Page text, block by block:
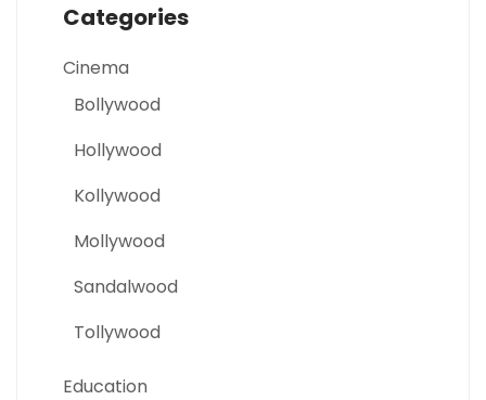
Categories
Cinema
Bollywood
Hollywood
Kollywood
Mollywood
Sandalwood
Tollywood
Education